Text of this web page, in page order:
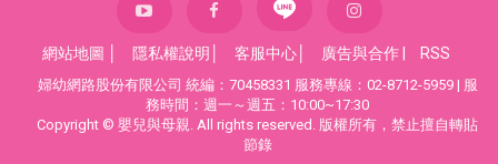
網站地圖 隱私權說明 客服中心 廣告與合作 RSS
婦幼網路股份有限公司 統編：70458331 服務專線：02-8712-5959 | 服
務時間：週一～週五：10:00~17:30
Copyright © 嬰兒與母親. All rights reserved. 版權所有，禁止擅自轉貼
節錄